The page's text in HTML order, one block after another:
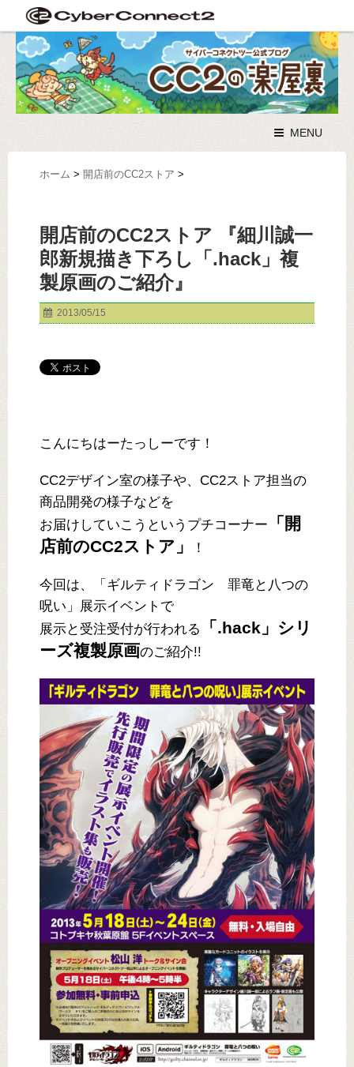
MENU
ホーム > 開店前のCC2ストア >
開店前のCC2ストア 『細川誠一
郎新規描き下ろし「.hack」複
製原画のご紹介』
2013/05/15
こんにちはーたっしーです！
CC2デザイン室の様子や、CC2ストア担当の
商品開発の様子などを
お届けしていこうというプチコーナー
「開
店前のCC2ストア」
！
今回は、「ギルティドラゴン 罪竜と八つの
呪い」展示イベントで
展示と受注受付が行われる
「.hack」シリ
ーズ複製原画のご紹介!!